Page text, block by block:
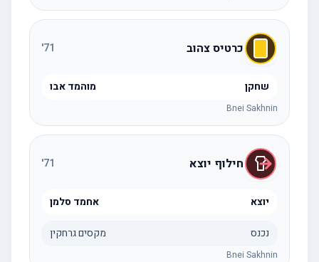
כרטיס צהוב 71
'
שחקן מוהמד אבו
Bnei Sakhnin
חילוף יוצא 71
'
יוצא אחמד סלמן
נכנס מקסים גרחקין
Bnei Sakhnin